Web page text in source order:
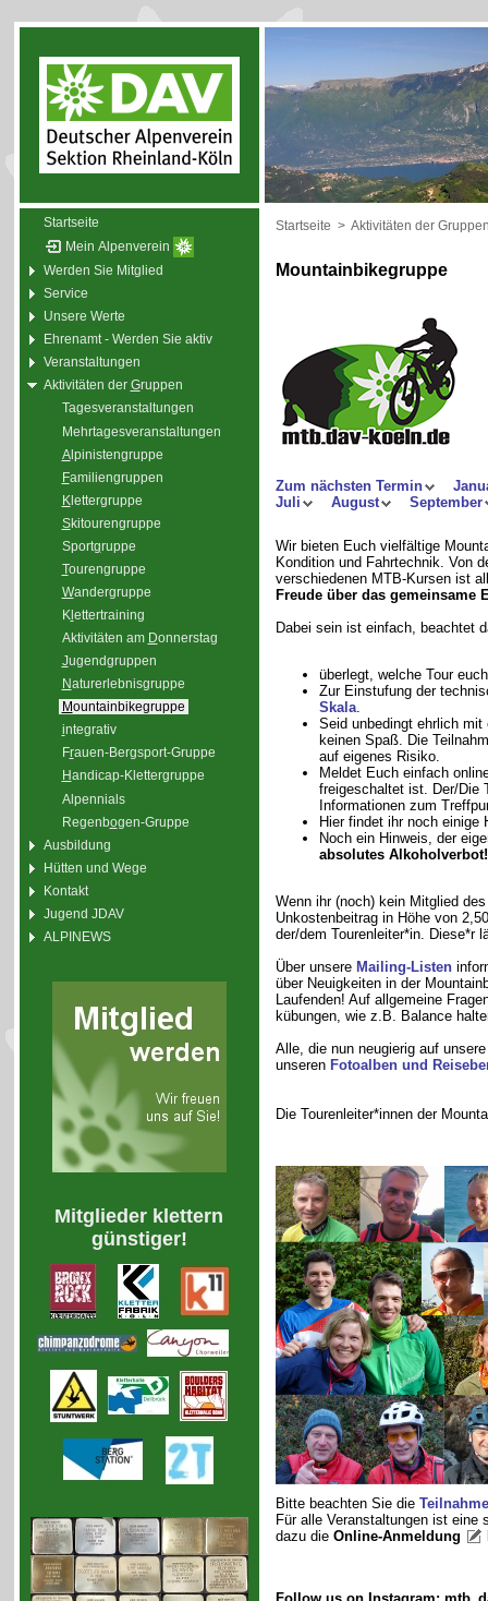
Startseite
Mein Alpenverein
Werden Sie Mitglied
Service
Unsere Werte
Ehrenamt - Werden Sie aktiv
Veranstaltungen
Aktivitäten der Gruppen
Tagesveranstaltungen
Mehrtagesveranstaltungen
Alpinistengruppe
Familiengruppen
Klettergruppe
Skitourengruppe
Sportgruppe
Tourengruppe
Wandergruppe
Kl ettertraining
Aktivitäten am Donnerstag
Jugendgruppen
Naturerlebnisgruppe
Mountainbikegruppe
integrativ
Frauen-Bergsport-Gruppe
Handicap-Klettergruppe
Alpennials
Regenbogen-Gruppe
Ausbildung
Hütten und Wege
Kontakt
Jugend JDAV
ALPINEWS
Mitglieder klettern
günstiger!
Startseite > Aktivitäten der
Mountainbikegruppe
Zum nächsten Termin
Juli
August September
Wir bieten Euch vielfältige
Kondition und Fahrtechnik. Von
verschiedenen MTB-Kursen ist
Freude über das gemeinsame
Dabei sein ist einfach, beachtet
überlegt, welche Tour
Zur Einstufung der
Skala.
Seid unbedingt ehrlich
keinen Spaß. Die
auf eigenes Risiko.
Meldet Euch einfach
freigeschaltet ist. Der/Die
Informationen zum
Hier findet ihr noch
Noch ein Hinweis, der
absolutes Alkoholverbot!
Wenn ihr (noch) kein Mitglied
Unkostenbeitrag in Höhe von
der/dem Tourenleiter*in. Diese*r
Über unsere Mailing-Listen
über Neuigkeiten in der
Laufenden! Auf allgemeine
kübungen, wie z.B. Balance
Alle, die nun neugierig auf
unseren Fotoalben und
Die Tourenleiter*innen der
Bitte beachten Sie die
Für alle Veranstaltungen ist
dazu die Online-Anmeldung